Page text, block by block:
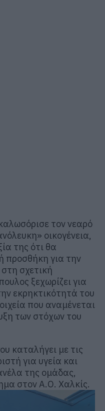
τον νεαρό
οικογένεια,
της ότι θα
προσθήκη για την
σχετική
ξεχωρίζει για
εκρηκτικότητά του
που αναμένεται
των στόχων του
καταλήγει με τις
για υγεία και
της ομάδας,
στον Α.Ο. Χαλκίς.